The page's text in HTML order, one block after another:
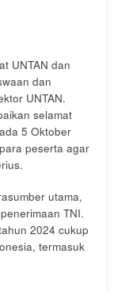
UNTAN dan
dan
UNTAN.
selamat
5 Oktober
peserta agar
utama,
TNI.
2024 cukup
termasuk